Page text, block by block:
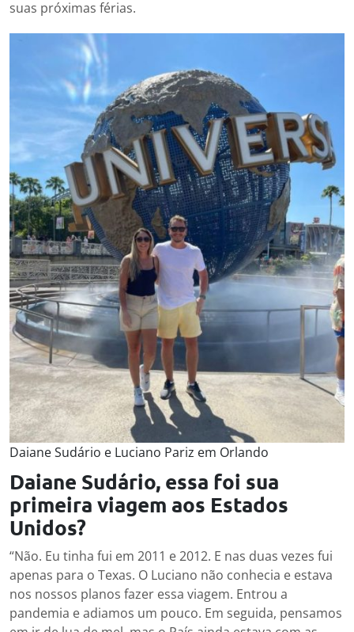
suas próximas férias.
Daiane Sudário e Luciano Pariz em Orlando
Daiane Sudário, essa foi sua
primeira viagem aos Estados
Unidos?
“Não. Eu tinha fui em 2011 e 2012. E nas duas vezes fui
apenas para o Texas. O Luciano não conhecia e estava
nos nossos planos fazer essa viagem. Entrou a
pandemia e adiamos um pouco. Em seguida, pensamos